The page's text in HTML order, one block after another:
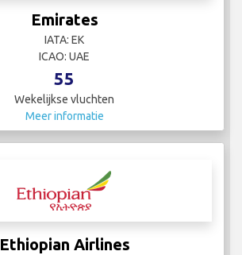
Emirates
IATA: EK
ICAO: UAE
55
Wekelijkse vluchten
Meer informatie
Ethiopian Airlines